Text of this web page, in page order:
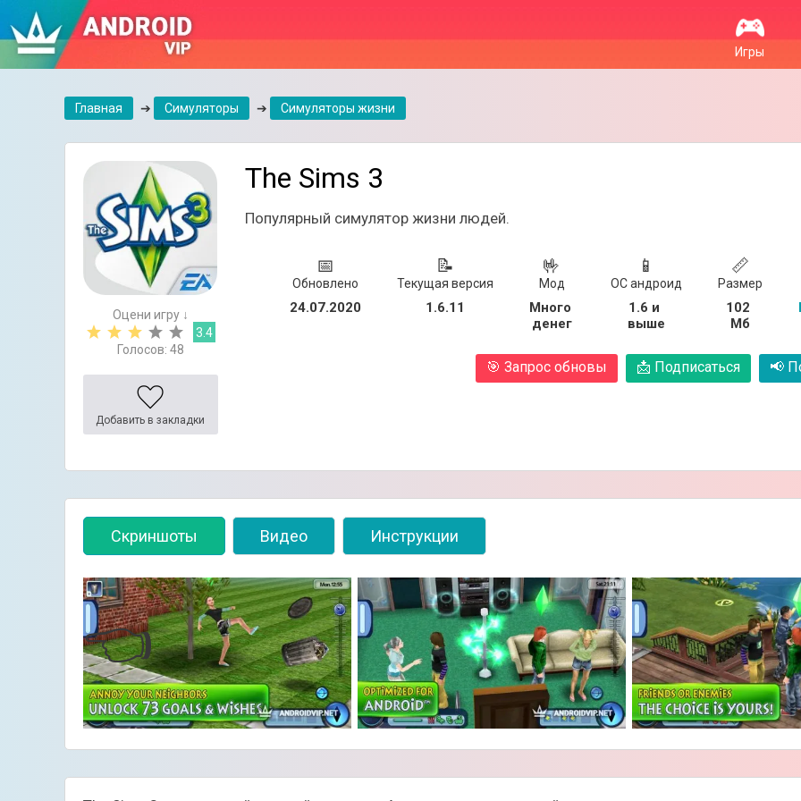
Игры
Главная ➔ Симуляторы ➔ Симуляторы жизни
Оцени игру ↓
3.4
Голосов: 48
Добавить в закладки
The Sims 3
Популярный симулятор жизни людей.
📅
Обновлено
24.07.2020
📝
Текущая версия
1.6.11
🤟
Мод
Много
денег
📱
ОС андроид
1.6 и
выше
📏
Размер
102
Мб
🎯 Запрос обновы 📩 Подписаться 📢
Скриншоты Видео Инструкции
👈